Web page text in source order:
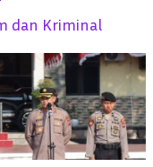
dan Kriminal